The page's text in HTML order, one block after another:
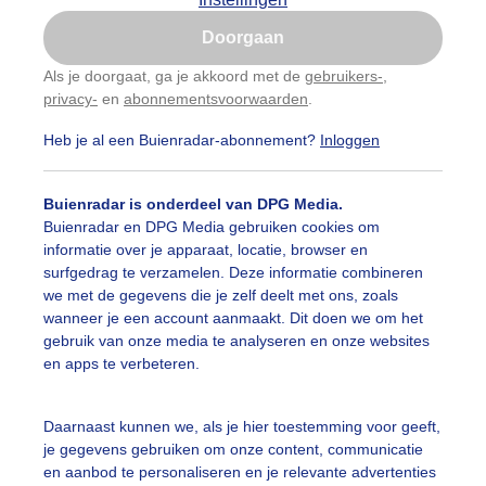
Doorgaan
Als je doorgaat, ga je akkoord met de gebruikers-
privacy- en abonnementsvoorwaarden
Heb je al een Buienradar-abonnement? Inloggen
Buienradar is onderdeel van DPG Media.
Buienradar en DPG Media gebruiken cookies om
informatie over je apparaat, locatie, browser en
surfgedrag te verzamelen. Deze informatie combineren
we met de gegevens die je zelf deelt met ons, zoals
wanneer je een account aanmaakt. Dit doen we om het
gebruik van onze media te analyseren en onze websites
en apps te verbeteren.
Daarnaast kunnen we, als je hier toestemming voor geeft,
je gegevens gebruiken om onze content, communicatie
en aanbod te personaliseren en je relevante advertenties
Een moment geduld aub...
#bewolkt
#boten #camping #coderoze
#duinen #fietser #fietsers #grondmist
#hittegolf #kinderen #kiters #kurkdroog
#regenwolken #schilders #sluierbewolking
alle categorieën
vragen
De Bilt
Nu niet, misschien later
Gebruik je Safari en wil je niet elke dag deze pop-up
Klikhierom dit aan te passen